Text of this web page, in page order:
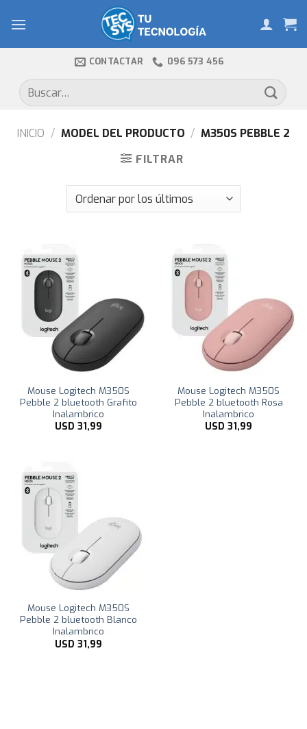
CONTACTAR 096 573 456
Buscar
por:
INICIO / MODEL DEL PRODUCTO / M350S PEBBLE 2
FILTRAR
Mouse Logitech M350S
Pebble 2 bluetooth Grafito
Inalambrico
USD 31,99
Mouse Logitech M350S
Pebble 2 bluetooth Rosa
Inalambrico
USD 31,99
Mouse Logitech M350S
Pebble 2 bluetooth Blanco
Inalambrico
USD 31,99